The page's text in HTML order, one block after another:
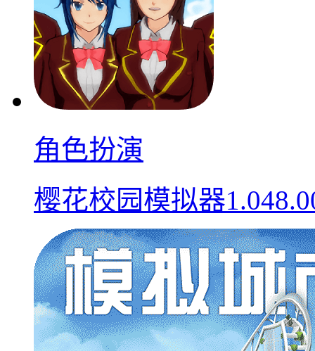
角色扮演
樱花校园模拟器